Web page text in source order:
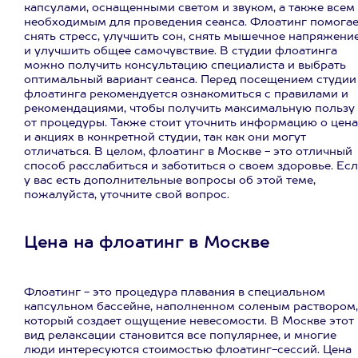
капсулами, оснащенными светом и звуком, а также всем
необходимым для проведения сеанса. Флоатинг
снять стресс, улучшить сон, снять мышечное
и улучшить общее самочувствие. В студии флоатинга
можно получить консультацию специалиста и выбрать
оптимальный вариант сеанса. Перед посещением студии
флоатинга рекомендуется ознакомиться с правилами и
рекомендациями, чтобы получить максимальную пользу
от процедуры. Также стоит уточнить информацию о
и акциях в конкретной студии, так как они могут
отличаться. В целом, флоатинг в Москве - это отличный
способ расслабиться и заботиться о своем здоровье.
у вас есть дополнительные вопросы об этой теме,
пожалуйста, уточните свой вопрос.
Цена на флоатинг в Москве
Флоатинг - это процедура плавания в специальном
капсульном бассейне, наполненном соленым раствором,
который создает ощущение невесомости. В Москве этот
вид релаксации становится все популярнее, и многие
люди интересуются стоимостью флоатинг-сессий. Цена